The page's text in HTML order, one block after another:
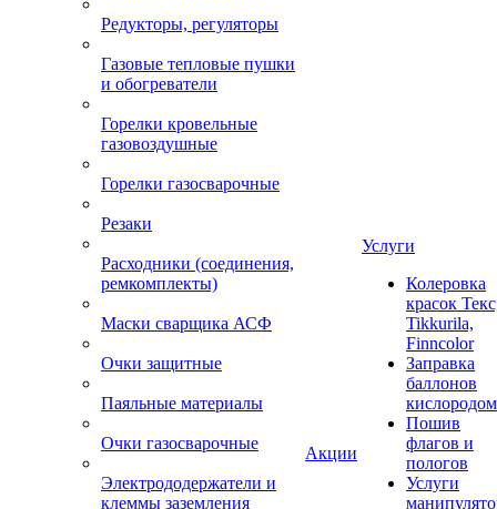
Редукторы, регуляторы
Газовые тепловые пушки
и обогреватели
Горелки кровельные
газовоздушные
Горелки газосварочные
Резаки
Расходники (соединения,
ремкомплекты)
Маски сварщика АСФ
Очки защитные
Паяльные материалы
Очки газосварочные
Электрододержатели и
клеммы заземления
Акции
Услуги
Колеровка
красок
Tikkurila,
Finncolor
Заправка
баллонов
кислородом
Пошив
флагов и
пологов
Услуги